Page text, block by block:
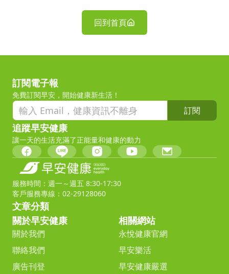
回到首頁
訂閱電子報
免費訂閱早安，開始健康新生活！
訂閱
追蹤早安健康
讓一天的生活充滿了正能量和健康的動力
服務時間：週一～週五 8:30-17:30
客戶服務專線：02-29128060
文章分類
關於早安健康
關於我們
聯絡我們
廣告刊登
相關網站
永悅健康官網
早安樂活
早安健康嚴選